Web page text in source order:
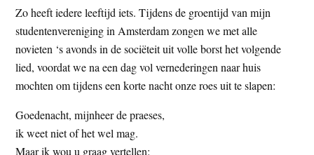
Zo heeft iedere leeftijd iets. Tijdens de groentijd van mijn
studentenvereniging in Amsterdam zongen we met alle
novieten ‘s avonds in de sociëteit uit volle borst het volgende
lied, voordat we na een dag vol vernederingen naar huis
mochten om tijdens een korte nacht onze roes uit te slapen:
Goedenacht, mijnheer de praeses,
ik weet niet of het wel mag.
Maar ik wou u graag vertellen: